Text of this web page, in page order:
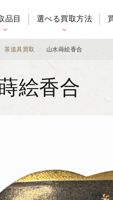
品目 選べる買取方法
茶道具買取 山水蒔絵香合
絵香合